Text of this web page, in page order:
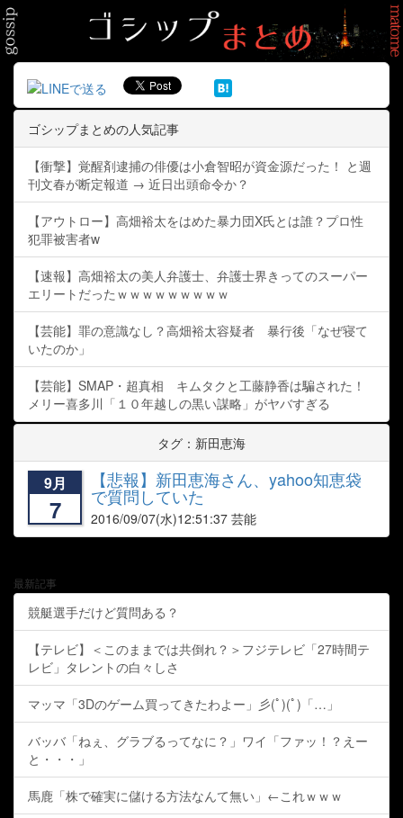
ゴシップまとめの人気記事
【衝撃】覚醒剤逮捕の俳優は小倉智昭が資金源だった！ と週
刊文春が断定報道 → 近日出頭命令か？
【アウトロー】高畑裕太をはめた暴力団X氏とは誰？プロ性
犯罪被害者w
【速報】高畑裕太の美人弁護士、弁護士界きってのスーパー
エリートだったｗｗｗｗｗｗｗｗｗ
【芸能】罪の意識なし？高畑裕太容疑者 暴行後「なぜ寝て
いたのか」
【芸能】SMAP・超真相 キムタクと工藤静香は騙された！
メリー喜多川「１０年越しの黒い謀略」がヤバすぎる
タグ：新田恵海
9月
7
【悲報】新田恵海さん、yahoo知恵袋
で質問していた
2016/09/07(水)12:51:37 芸能
最新記事
競艇選手だけど質問ある？
【テレビ】＜このままでは共倒れ？＞フジテレビ「27時間テ
レビ」タレントの白々しさ
マッマ「3Dのゲーム買ってきたわよー」彡(ﾟ)(ﾟ)「…」
バッバ「ねぇ、グラブるってなに？」ワイ「ファッ！？えー
と・・・」
馬鹿「株で確実に儲ける方法なんて無い」←これｗｗｗ